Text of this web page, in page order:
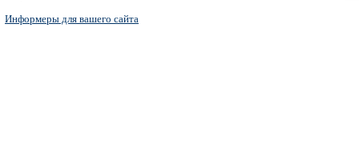
Информеры для вашего сайта